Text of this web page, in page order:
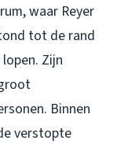
waar Reyer
tot de rand
Zijn
Binnen
verstopte